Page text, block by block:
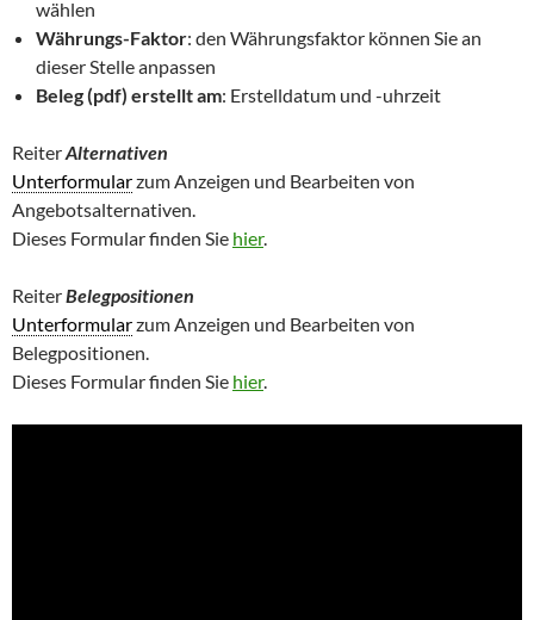
wählen
Währungs-Faktor: den Währungsfaktor können Sie an
dieser Stelle anpassen
Beleg (pdf) erstellt am: Erstelldatum und -uhrzeit
ReiterAlternativen
Unterformularzum Anzeigen und Bearbeiten von
Angebotsalternativen.
Dieses Formular finden Sie hier.
ReiterBelegpositionen
Unterformularzum Anzeigen und Bearbeiten von
Belegpositionen.
Dieses Formular finden Sie hier.